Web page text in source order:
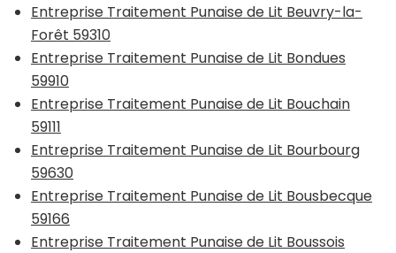
Entreprise Traitement Punaise de Lit Beuvry-la-
Forêt 59310
Entreprise Traitement Punaise de Lit Bondues
59910
Entreprise Traitement Punaise de Lit Bouchain
59111
Entreprise Traitement Punaise de Lit Bourbourg
59630
Entreprise Traitement Punaise de Lit Bousbecque
59166
Entreprise Traitement Punaise de Lit Boussois